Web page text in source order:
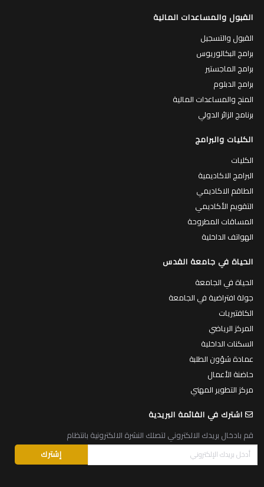
القبول والمساعدات المالية
القبول والتسجيل
برامج البكالوريوس
برامج الماجستير
برامج الدبلوم
المنح والمساعدات المالية
برنامج الزائر الدولي
الكليات والبرامج
الكليات
البرامج الاكاديمية
الطاقم الاكاديمي
التقويم الأكاديمي
المساقات المطروحة
الهواتف الداخلية
الحياة في جامعة القدس
الحياة في الجامعة
جولة افتراضية في الجامعة
الكافتيريات
المركز الرياضي
السكنات الداخلية
عمادة شؤون الطلبة
حاضنة الأعمال
مركز التطوير المهني
اشترك في القائمة البريدية
قم بادخال بريدك الالكتروني لتصلك النشرة الالكترونية بانتظام